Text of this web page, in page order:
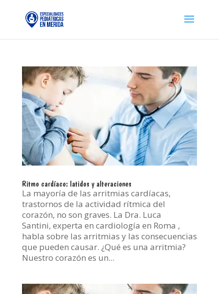
Ritmo cardíaco: latidos y alteraciones
La mayoría de las arritmias cardíacas,
trastornos de la actividad rítmica del
corazón, no son graves. La Dra. Luca
Santini, experta en cardiología en Roma ,
habla sobre las arritmias y las consecuencias
que pueden causar. ¿Qué es una arritmia?
Nuestro corazón es un...